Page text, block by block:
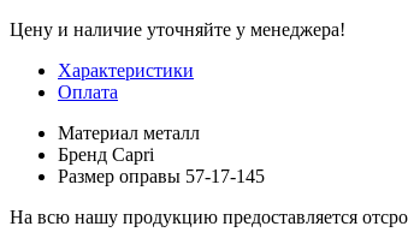
Цену и наличие уточняйте у менеджера!
Характеристики
Оплата
Материал металл
Бренд Capri
Размер оправы 57-17-145
На всю нашу продукцию предоставляется